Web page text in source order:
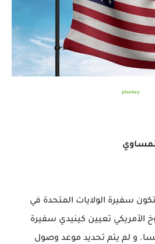
pixabay
سفيرة الولايات المتحدة في
الأمريكي تعيين كينيدي سفيرة
و لم يتم تحديد موعد وصول